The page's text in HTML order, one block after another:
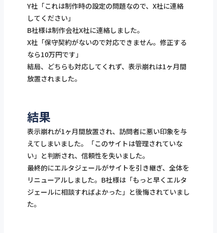
Y社「これは制作時の設定の問題なので、X社に連絡
してください」
B社様は制作会社X社に連絡しました。
X社「保守契約がないので対応できません。修正する
なら10万円です」
結局、どちらも対応してくれず、表示崩れは1ヶ月間
放置されました。
結果
表示崩れが1ヶ月間放置され、訪問者に悪い印象を与
えてしまいました。「このサイトは管理されていな
い」と判断され、信頼性を失いました。
最終的にエルタジェールがサイトを引き継ぎ、全体を
リニューアルしました。B社様は「もっと早くエルタ
ジェールに相談すればよかった」と後悔されていまし
た。